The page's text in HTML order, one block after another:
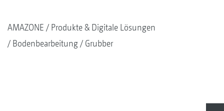
AMAZONE
Produkte & Digitale Lösungen
Bodenbearbeitung
Grubber